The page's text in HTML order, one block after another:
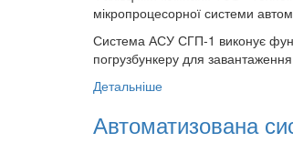
мікропроцесорної системи
Система АСУ СГП-1 виконує
погрузбункеру для
Детальніше
Автоматизована